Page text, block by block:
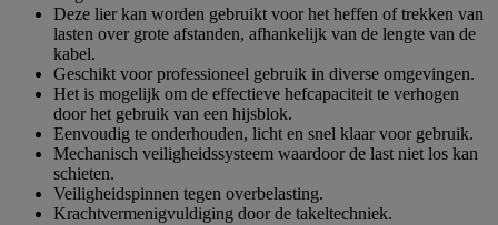
Deze lier kan worden gebruikt voor het heffen of trekken van
lasten over grote afstanden, afhankelijk van de lengte van de
kabel.
Geschikt voor professioneel gebruik in diverse omgevingen.
Het is mogelijk om de effectieve hefcapaciteit te verhogen
door het gebruik van een hijsblok.
Eenvoudig te onderhouden, licht en snel klaar voor gebruik.
Mechanisch veiligheidssysteem waardoor de last niet los kan
schieten.
Veiligheidspinnen tegen overbelasting.
Krachtvermenigvuldiging door de takeltechniek.